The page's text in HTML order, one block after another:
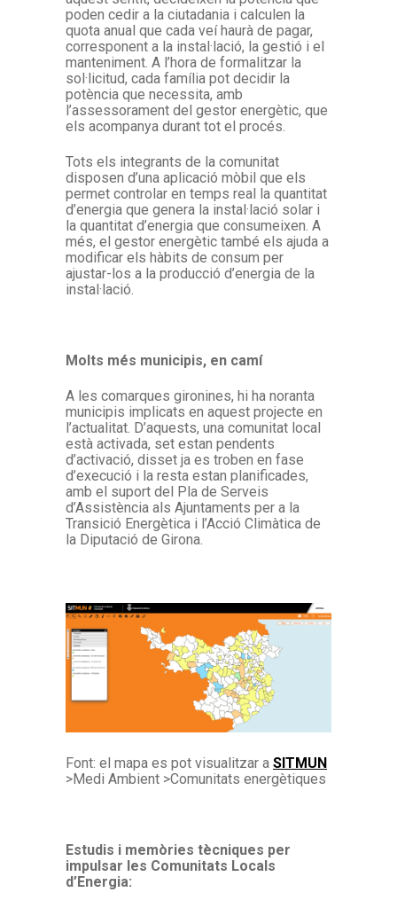
poden cedir a la ciutadania i calculen la
quota anual que cada veí haurà de pagar,
corresponent a la instal·lació, la gestió i el
manteniment. A l’hora de formalitzar la
sol·licitud, cada família pot decidir la
potència que necessita, amb
l’assessorament del gestor energètic, que
els acompanya durant tot el procés.
Tots els integrants de la comunitat
disposen d’una aplicació mòbil que els
permet controlar en temps real la quantitat
d’energia que genera la instal·lació solar i
la quantitat d’energia que consumeixen. A
més, el gestor energètic també els ajuda a
modificar els hàbits de consum per
ajustar-los a la producció d’energia de la
instal·lació.
Molts més municipis, en camí
A les comarques gironines, hi ha noranta
municipis implicats en aquest projecte en
l’actualitat. D’aquests, una comunitat local
està activada, set estan pendents
d’activació, disset ja es troben en fase
d’execució i la resta estan planificades,
amb el suport del Pla de Serveis
d’Assistència als Ajuntaments per a la
Transició Energètica i l’Acció Climàtica de
la Diputació de Girona.
Font: el mapa es pot visualitzar a SITMUN
>Medi Ambient >Comunitats energètiques
Estudis i memòries tècniques per
impulsar les Comunitats Locals
d’Energia: